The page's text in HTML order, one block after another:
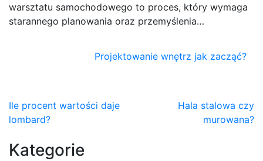
warsztatu samochodowego to proces, który wymaga
starannego planowania oraz przemyślenia…
Projektowanie wnętrz jak zacząć?
Nawigacja
wpisu
Ile procent wartości daje
lombard?
Hala stalowa czy
murowana?
Kategorie